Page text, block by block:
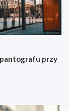
przy